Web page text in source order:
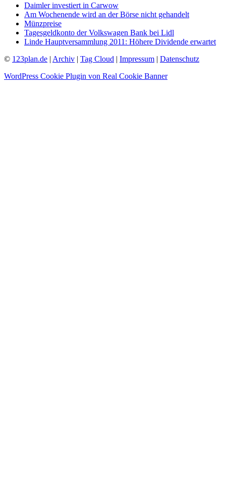
Daimler investiert in Carwow
Am Wochenende wird an der Börse nicht gehandelt
Münzpreise
Tagesgeldkonto der Volkswagen Bank bei Lidl
Linde Hauptversammlung 2011: Höhere Dividende erwartet
© 123plan.de | Archiv | Tag Cloud | Impressum | Datenschutz
WordPress Cookie Plugin von Real Cookie Banner